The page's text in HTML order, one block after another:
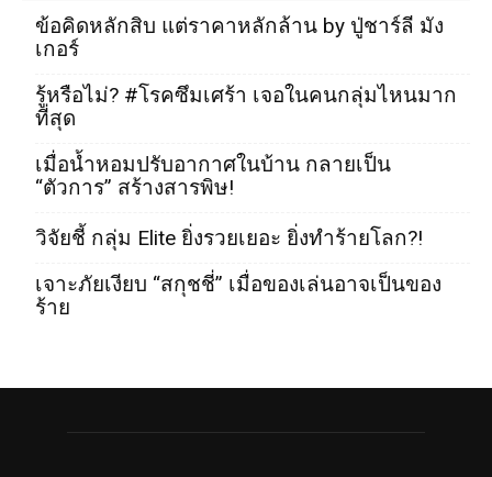
ข้อคิดหลักสิบ แต่ราคาหลักล้าน by ปู่ชาร์ลี มัง
เกอร์
รู้หรือไม่? #โรคซึมเศร้า เจอในคนกลุ่มไหนมาก
ที่สุด
เมื่อน้ำหอมปรับอากาศในบ้าน กลายเป็น
“ตัวการ” สร้างสารพิษ!
วิจัยชี้ กลุ่ม Elite ยิ่งรวยเยอะ ยิ่งทำร้ายโลก?!
เจาะภัยเงียบ “สกุชชี่” เมื่อของเล่นอาจเป็นของ
ร้าย